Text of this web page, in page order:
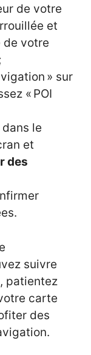
de votre
et
de votre
» sur
« POI
le
et
des
suivre
patientez
carte
des